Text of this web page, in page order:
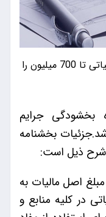
جزئیات بخشنامه بخشودگی جرایم مالیاتی تا 700 میلیون را
نحوه بخشودگی جرایم
شد.جزئیات بخشنامه
شرح ذیل است:
اصل مالیات به
در کلیه منابع و